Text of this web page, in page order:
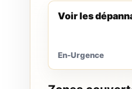
Voir les
En-Urgence